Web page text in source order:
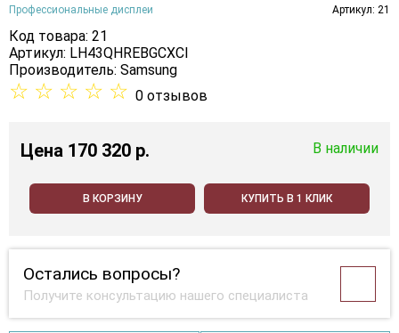
Профессиональные дисплеи Артикул: 21
Код товара: 21
Артикул: LH43QHREBGCXCI
Производитель: Samsung
☆ ☆ ☆ ☆ ☆ 0 отзывов
Цена 170 320 p. В наличии
В КОРЗИНУ КУПИТЬ В 1 КЛИК
Остались вопросы?
Получите консультацию нашего специалиста